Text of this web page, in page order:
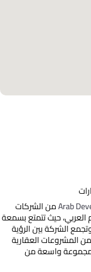
Arabمن الشركات
العربي، حيث تتمتع بسمعة
الشركة بين الرؤية
المشروعات العقارية
مجموعة واسعة من